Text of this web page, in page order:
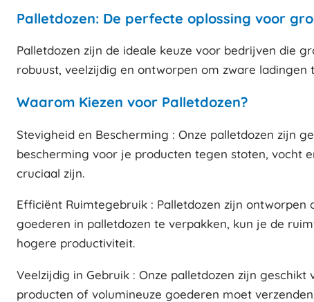
Palletdozen: De perfecte oplossing voor
Palletdozen zijn de ideale keuze voor bedrijven die
robuust, veelzijdig en ontworpen om zware
Waarom Kiezen voor Palletdozen?
Stevigheid en Bescherming : Onze palletdozen zijn
bescherming voor je producten tegen stoten, vocht
cruciaal zijn.
Efficiënt Ruimtegebruik : Palletdozen zijn
goederen in palletdozen te verpakken, kun je de
hogere productiviteit.
Veelzijdig in Gebruik : Onze palletdozen zijn
producten of volumineuze goederen moet